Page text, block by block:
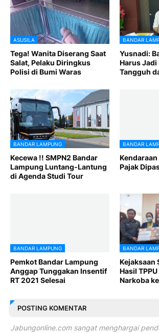
ASUSILA
Tega! Wanita Diserang Saat
Salat, Pelaku Diringkus
Polisi di Bumi Waras
BANDAR
Yusnadi:
Harus Jadi
Tangguh
BANDAR LAMPUNG
Kecewa !! SMPN2 Bandar
Lampung Luntang-Lantung
di Agenda Studi Tour
BANDAR
Pajak
BANDAR LAMPUNG
Pemkot Bandar Lampung
Anggap Tunggakan Insentif
RT 2021 Selesai
BANDAR
Kejaksaan
Hasil
Narkoba
POSTING KOMENTAR
Jabungonline.com sangat menghargai